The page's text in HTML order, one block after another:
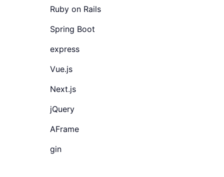
Ruby on Rails
Spring Boot
express
Vue.js
Next.js
jQuery
AFrame
gin